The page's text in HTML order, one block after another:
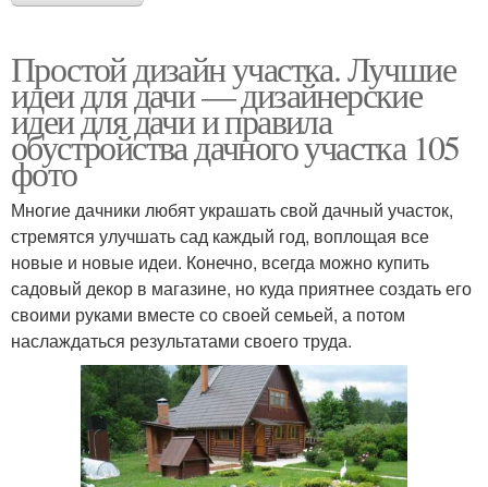
Простой дизайн участка. Лучшие
идеи для дачи — дизайнерские
идеи для дачи и правила
обустройства дачного участка 105
фото
Многие дачники любят украшать свой дачный участок,
стремятся улучшать сад каждый год, воплощая все
новые и новые идеи. Конечно, всегда можно купить
садовый декор в магазине, но куда приятнее создать его
своими руками вместе со своей семьей, а потом
наслаждаться результатами своего труда.